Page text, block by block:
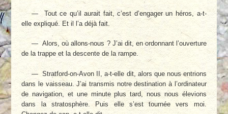
— Tout ce qu’il aurait fait, c’est d’engager un héros, a-t-
elle expliqué. Et il l’a déjà fait.
— Alors, où allons-nous ? J’ai dit, en ordonnant l’ouverture
de la trappe et la descente de la rampe.
— Stratford-on-Avon II, a-t-elle dit, alors que nous entrions
dans le vaisseau. J’ai transmis notre destination à l’ordinateur
de navigation, et une minute plus tard, nous nous élevions
dans la stratosphère. Puis elle s’est tournée vers moi.